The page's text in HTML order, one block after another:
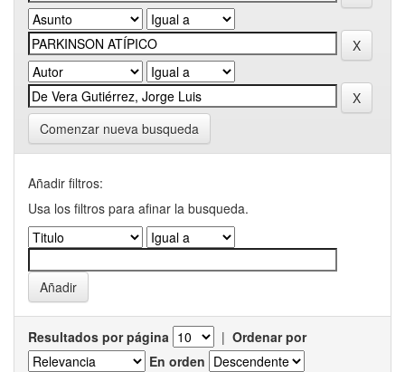
Comenzar nueva busqueda
Añadir filtros:
Usa los filtros para afinar la busqueda.
Resultados por página | Ordenar por
En orden